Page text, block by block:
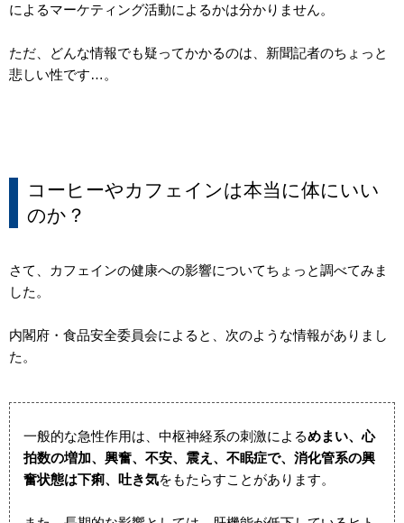
によるマーケティング活動によるかは分かりません。
ただ、どんな情報でも疑ってかかるのは、新聞記者のちょっと
悲しい性です… 。
コーヒーやカフェインは本当に体にいい
のか？
さて、カフェインの健康への影響についてちょっと調べてみま
した。
内閣府・食品安全委員会によると、次のような情報がありまし
た。
一般的な急性作用は、中枢神経系の刺激によるめまい、心
拍数の増加、興奮、不安、震え、不眠症で、消化管系の興
奮状態は下痢、吐き気をもたらすことがあります。